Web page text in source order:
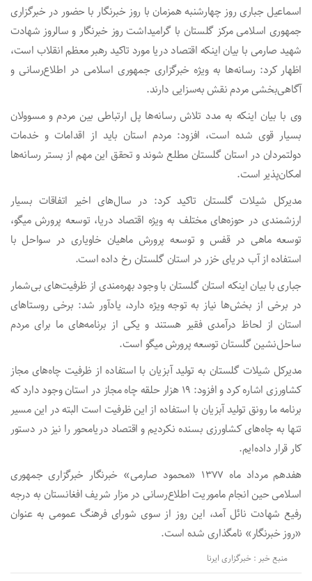
اسماعیل جباری روز چهارشنبه همزمان با روز خبرنگار با حضور در خبرگزاری
جمهوری اسلامی مرکز گلستان با گرامیداشت روز خبرنگار و سالروز شهادت
شهید صارمی با بیان اینکه اقتصاد دریا مورد تاکید رهبر معظم انقلاب است،
اظهار کرد: رسانه‌ها به ویژه خبرگزاری جمهوری اسلامی در اطلاع‌رسانی و
آگاهی‌بخشی مردم نقش به‌سزایی دارند.
وی با بیان اینکه به مدد تلاش رسانه‌ها پل ارتباطی بین مردم و مسوولان
بسیار قوی شده است، افزود: مردم استان باید از اقدامات و خدمات
دولتمردان در استان گلستان مطلع شوند و تحقق این مهم از بستر رسانه‌ها
امکان‌پذیر است.
مدیرکل شیلات گلستان تاکید کرد: در سال‌های اخیر اتفاقات بسیار
ارزشمندی در حوزه‌های مختلف به ویژه اقتصاد دریا، توسعه پرورش میگو،
توسعه ماهی در قفس و توسعه پرورش ماهیان خاویاری در سواحل با
استفاده از آب دریای خزر در استان گلستان رخ داده است.
جباری با بیان اینکه استان گلستان با وجود بهره‌مندی از ظرفیت‌های بی‌شمار
در برخی از بخش‌ها نیاز به توجه ویژه دارد، یادآور شد: برخی روستاهای
استان از لحاظ درآمدی فقیر هستند و یکی از برنامه‌های ما برای مردم
ساحل‌نشین گلستان توسعه پرورش میگو است.
مدیرکل شیلات گلستان به تولید آبزیان با استفاده از ظرفیت چاه‌های مجاز
کشاورزی اشاره کرد و افزود: ۱۹ هزار حلقه چاه مجاز در استان وجود دارد که
برنامه ما رونق تولید آبزیان با استفاده از این ظرفیت است البته در این مسیر
تنها به چاه‌های کشاورزی بسنده نکردیم و اقتصاد دریامحور را نیز در دستور
کار قرار داده‌ایم.
هفدهم مرداد ماه ۱۳۷۷ «محمود صارمی» خبرنگار خبرگزاری جمهوری
اسلامی حین انجام ماموریت اطلاع‌رسانی در مزار شریف افغانستان به درجه
رفیع شهادت نائل آمد، این روز از سوی شورای فرهنگ عمومی به عنوان
«روز خبرنگار» نامگذاری شده است.
منبع خبر : خبرگزاری ایرنا